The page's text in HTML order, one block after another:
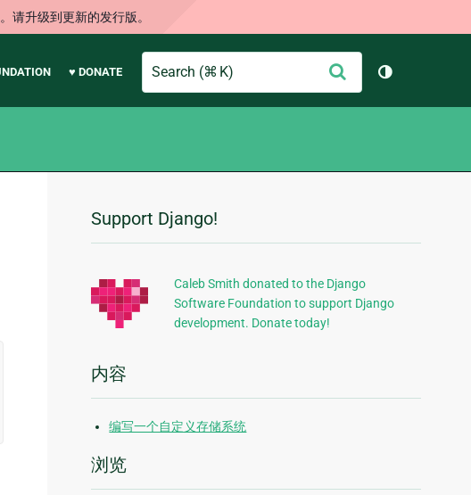
请升级到更新的发行版。
♥ DONATE
Search
交
切换主题（
附
加
信
息
Support Django!
Caleb Smith donated to the Django
Software Foundation to support Django
development. Donate today!
内容
编写一个自定义存储系统
浏览